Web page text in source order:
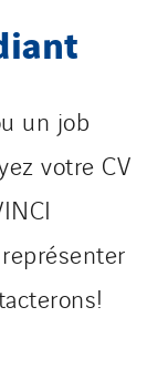
un job
votre CV